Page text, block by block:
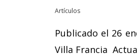
Artículos
Publicado el 26
Villa Francia